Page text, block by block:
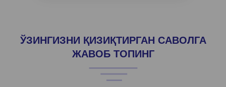
ЎЗИНГИЗНИ ҚИЗИҚТИРГАН САВОЛГА
ЖАВОБ ТОПИНГ